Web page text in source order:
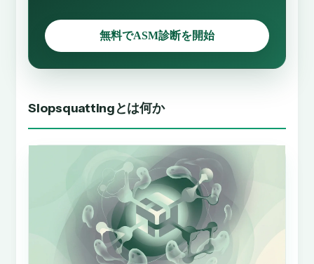
無料でASM診断を開始
Slopsquattingとは何か